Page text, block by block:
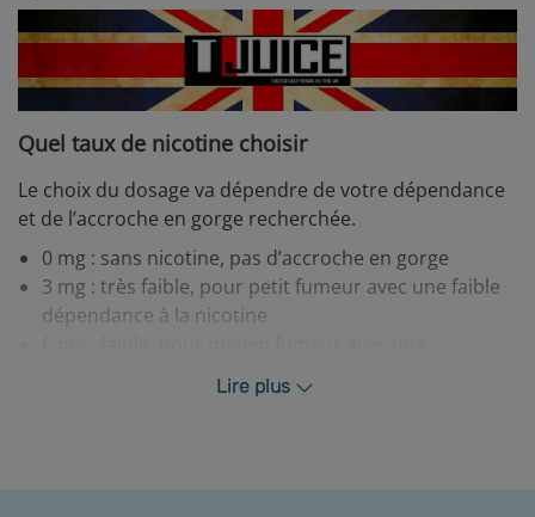
Quel taux de nicotine choisir
Le choix du dosage va dépendre de votre dépendance
et de l’accroche en gorge recherchée.
0 mg : sans nicotine, pas d’accroche en gorge
3 mg : très faible, pour petit fumeur avec une faible
dépendance à la nicotine
dépendance moyenne à la nicotine
12 mg : moyen, pour un bon fumeur avec une
Lire plus